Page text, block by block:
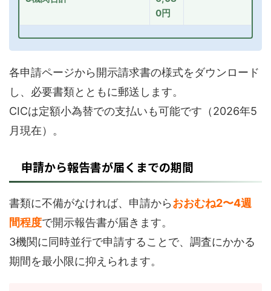
0円
各申請ページから開示請求書の様式をダウンロード
し、必要書類とともに郵送します。
CICは定額小為替での支払いも可能です（2026年5
月現在）。
申請から報告書が届くまでの期間
書類に不備がなければ、申請からおおむね2〜4週
間程度で開示報告書が届きます。
3機関に同時並行で申請することで、調査にかかる
期間を最小限に抑えられます。